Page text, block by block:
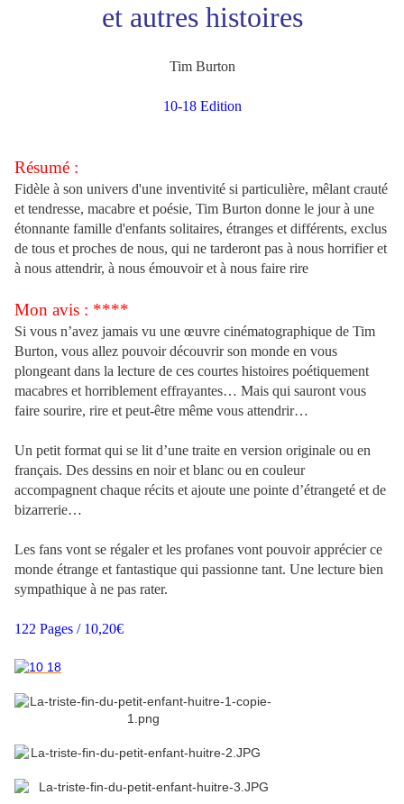
et autres histoires
Tim Burton
10-18 Edition
Résumé :
Fidèle à son univers d'une inventivité si particulière, mêlant crauté
et tendresse, macabre et poésie, Tim Burton donne le jour à une
étonnante famille d'enfants solitaires, étranges et différents, exclus
de tous et proches de nous, qui ne tarderont pas à nous horrifier et
à nous attendrir, à nous émouvoir et à nous faire rire
Mon avis : ****
Si vous n’avez jamais vu une œuvre cinématographique de Tim
Burton, vous allez pouvoir découvrir son monde en vous
plongeant dans la lecture de ces courtes histoires poétiquement
macabres et horriblement effrayantes… Mais qui sauront vous
faire sourire, rire et peut-être même vous attendrir…
Un petit format qui se lit d’une traite en version originale ou en
français. Des dessins en noir et blanc ou en couleur
accompagnent chaque récits et ajoute une pointe d’étrangeté et de
bizarrerie…
Les fans vont se régaler et les profanes vont pouvoir apprécier ce
monde étrange et fantastique qui passionne tant. Une lecture bien
sympathique à ne pas rater.
122 Pages / 10,20€